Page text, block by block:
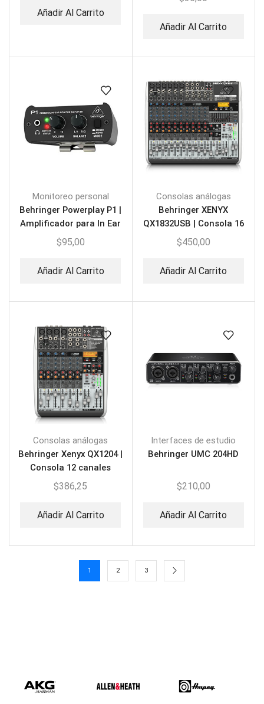
Añadir Al Carrito
Añadir Al Carrito
Monitoreo personal
Behringer Powerplay P1 |
Amplificador para In Ear
$95,00
Añadir Al Carrito
Consolas análogas
Behringer XENYX
QX1832USB | Consola 16
canales
$450,00
Añadir Al Carrito
Consolas análogas
Behringer Xenyx QX1204 |
Consola 12 canales
$386,25
Añadir Al Carrito
Interfaces de estudio
Behringer UMC 204HD
$210,00
Añadir Al Carrito
1 2 3